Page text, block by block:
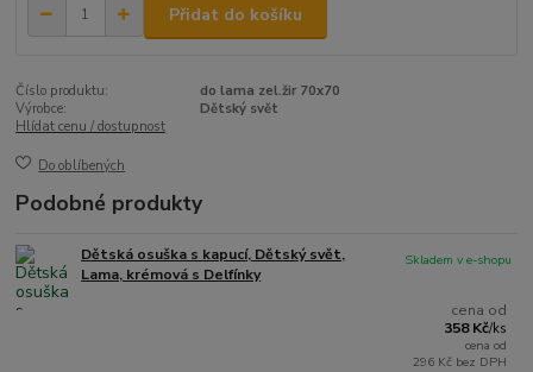
Přidat do košíku
Číslo produktu:
do lama zel.žir 70x70
Výrobce:
Dětský svět
Hlídat cenu / dostupnost
Do oblíbených
Podobné produkty
Dětská osuška s kapucí, Dětský svět,
Lama, krémová s Delfínky
cena od
358 Kč/ks
cena od
296 Kč bez DPH
Skladem v e-shopu